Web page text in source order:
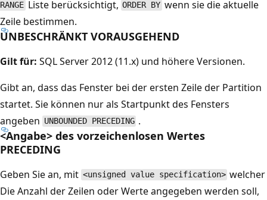
RANGE Liste berücksichtigt, ORDER BY wenn sie die aktuelle
Zeile bestimmen.
UNBESCHRÄNKT VORAUSGEHEND
Gilt für: SQL Server 2012 (11.x) und höhere Versionen.
Gibt an, dass das Fenster bei der ersten Zeile der Partition
startet. Sie können nur als Startpunkt des Fensters
angeben UNBOUNDED PRECEDING .
<Angabe> des vorzeichenlosen Wertes
PRECEDING
Geben Sie an, mit <unsigned value specification> welcher
Die Anzahl der Zeilen oder Werte angegeben werden soll,